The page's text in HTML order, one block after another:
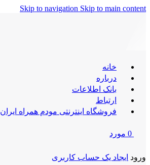
Skip to navigation Skip to main content
خانه
درباره
بانک اطلاعات
ارتباط
فروشگاه اینترنتی مودم همراه ایران
0 مورد
ورود ایجاد یک حساب کاربری